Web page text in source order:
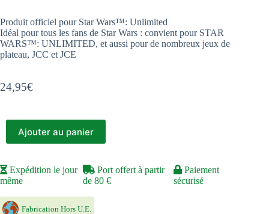
24,95€
Produit officiel pour Star Wars™: Unlimited
Idéal pour tous les fans de Star Wars : convient pour STAR
WARS™: UNLIMITED, et aussi pour de nombreux jeux de
plateau, JCC et JCE
Ajouter au panier
Expédition le jour
même
Port offert à partir
de 80 €
Paiement
sécurisé
Fabrication Hors U.E.